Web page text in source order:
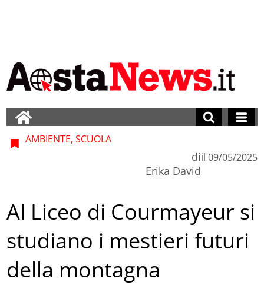
AMBIENTE, SCUOLA
di
Erika David
il 09/05/2025
Al Liceo di Courmayeur si
studiano i mestieri futuri
della montagna